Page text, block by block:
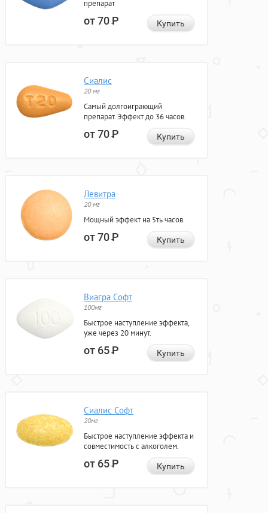
препарат
от 70Р Купить
Сиалис
20 мг
Самый долгоиграющий
препарат. Эффект до 36 часов.
от 70Р Купить
Левитра
20 мг
Мощный эффект на 5ть часов.
от 70Р Купить
Виагра Софт
100мг
Быстрое наступление эффекта,
уже через 20 минут.
от 65Р Купить
Сиалис Софт
20мг
Быстрое наступление эффекта и
совместимость с алкоголем.
от 65Р Купить